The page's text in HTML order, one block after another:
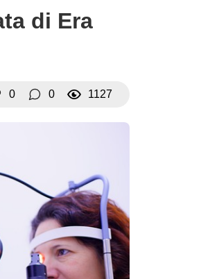
di Era
0 0 1127